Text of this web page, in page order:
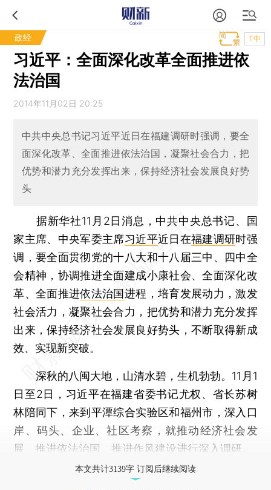
政经 T中
习近平：全面深化改革全面推进依
法治国
2014年11月02日 20:25
中共中央总书记习近平近日在福建调研时强调，要全
面深化改革、全面推进依法治国，凝聚社会合力，把
优势和潜力充分发挥出来，保持经济社会发展良好势
头
据新华社11月2日消息，中共中央总书记、国
家主席、中央军委主席习近平近日在福建调研时强
调，要全面贯彻党的十八大和十八届三中、四中全
会精神，协调推进全面建成小康社会、全面深化改
革、全面推进依法治国进程，培育发展动力，激发
社会活力，凝聚社会合力，把优势和潜力充分发挥
出来，保持经济社会发展良好势头，不断取得新成
效、实现新突破。
深秋的八闽大地，山清水碧，生机勃勃。11月1
日至2日，习近平在福建省委书记尤权、省长苏树
林陪同下，来到平潭综合实验区和福州市，深入口
岸、码头、企业、社区考察，就推动经济社会发
展、推进依法治国、推进作风建设进行深入调研。
本文共计3139字 订阅后继续阅读